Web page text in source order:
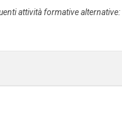
attività formative alternative: